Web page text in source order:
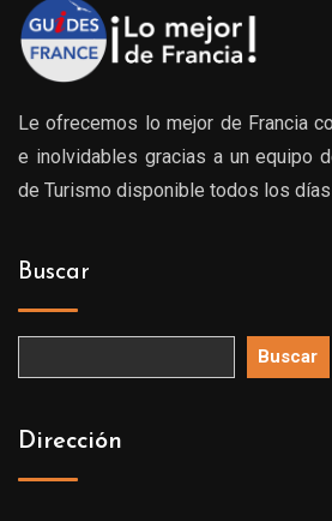
Le ofrecemos lo mejor de Francia
e inolvidables gracias a un equipo
de Turismo disponible todos los días
Buscar
Buscar
Dirección